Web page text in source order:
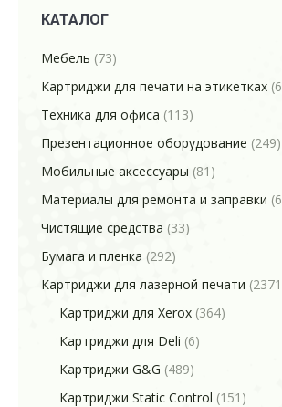
КАТАЛОГ
Мебель (73)
Картриджи для печати на этикетках
Техника для офиса (113)
Презентационное оборудование (249)
Мобильные аксессуары (81)
Материалы для ремонта и заправки
Чистящие средства (33)
Бумага и пленка (292)
Картриджи для лазерной печати
Картриджи для Xerox (364)
Картриджи для Deli (6)
Картриджи G&G (489)
Картриджи Static Control (151)